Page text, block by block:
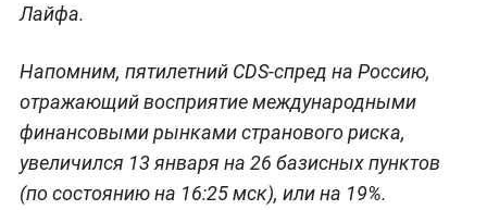
Лайфа.
Напомним, пятилетний CDS-спред на Россию,
отражающий восприятие международными
финансовыми рынками странового риска,
увеличился 13 января на 26 базисных пунктов
(по состоянию на 16:25 мск), или на 19%.